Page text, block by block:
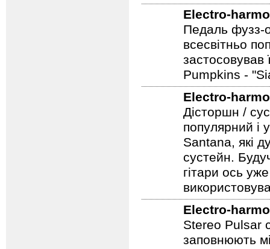
Electro-
Педаль фузз-
всесвітньо
застосовував
Pumpkins -
Electro-
Дісторшн /
популярний і
Santana, які
сустейн.
гітари ось
Electro-
Stereo Pulsar
заповнюють